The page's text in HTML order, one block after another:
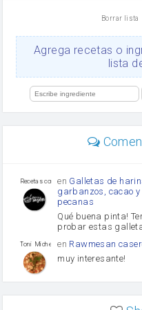
Ajos
salsa de soja
limón
Borrar lista
Agrega recetas o
lista
Recetas con sazon
en Galletas de
garbanzos, cacao y
pecanas
Qué buena pinta!
probar estas
Toni Michel Caubet
en Rawmesan
muy interesante!
enLasaña casera